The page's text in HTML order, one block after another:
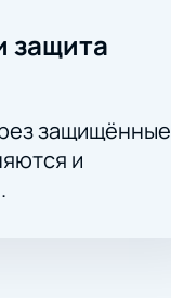
защита
защищённые
и